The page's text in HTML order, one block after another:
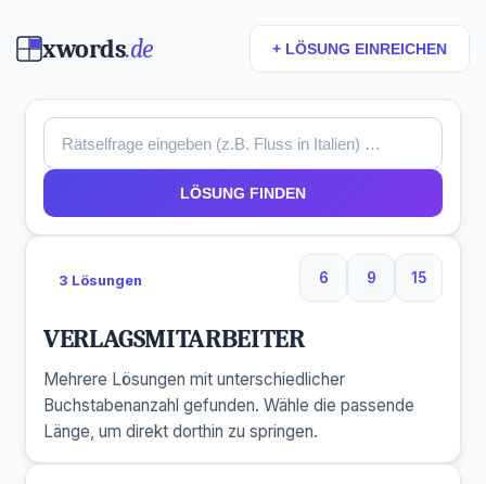
xwords.de + LÖSUNG EINREICHEN
LÖSUNG FINDEN
3 Lösungen 6
6 Buchstaben
9
9 Buchstaben
15
15
VERLAGSMITARBEITER
Mehrere Lösungen mit unterschiedlicher
Buchstabenanzahl gefunden. Wähle die passende
Länge, um direkt dorthin zu springen.